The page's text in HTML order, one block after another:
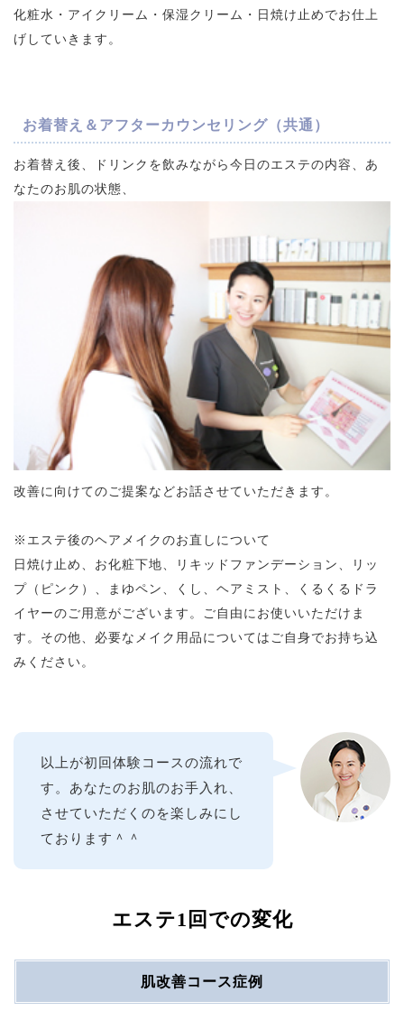
化粧水・アイクリーム・保湿クリーム・日焼け止めでお仕上
げしていきます。
お着替え＆アフターカウンセリング（共通）
お着替え後、ドリンクを飲みながら今日のエステの内容、あ
なたのお肌の状態、
改善に向けてのご提案などお話させていただきます。
※エステ後のヘアメイクのお直しについて
日焼け止め、お化粧下地、リキッドファンデーション、リッ
プ（ピンク）、まゆペン、くし、ヘアミスト、くるくるドラ
イヤーのご用意がございます。ご自由にお使いいただけま
す。その他、必要なメイク用品についてはご自身でお持ち込
みください。
以上が初回体験コースの流れで
す。あなたのお肌のお手入れ、
させていただくのを楽しみにし
ております＾＾
エステ1回での変化
肌改善コース症例